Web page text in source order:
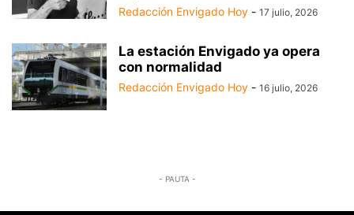
Redacción Envigado Hoy - 17 julio, 2026
La estación Envigado ya opera
con normalidad
Redacción Envigado Hoy - 16 julio, 2026
- PAUTA -